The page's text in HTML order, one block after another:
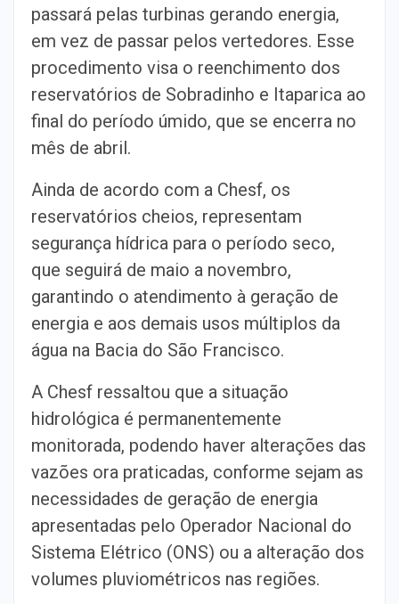
passará pelas turbinas gerando energia,
em vez de passar pelos vertedores. Esse
procedimento visa o reenchimento dos
reservatórios de Sobradinho e Itaparica ao
final do período úmido, que se encerra no
mês de abril.
Ainda de acordo com a Chesf, os
reservatórios cheios, representam
segurança hídrica para o período seco,
que seguirá de maio a novembro,
garantindo o atendimento à geração de
energia e aos demais usos múltiplos da
água na Bacia do São Francisco.
A Chesf ressaltou que a situação
hidrológica é permanentemente
monitorada, podendo haver alterações das
vazões ora praticadas, conforme sejam as
necessidades de geração de energia
apresentadas pelo Operador Nacional do
Sistema Elétrico (ONS) ou a alteração dos
volumes pluviométricos nas regiões.